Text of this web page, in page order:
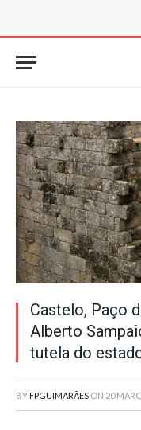
Castelo, Paço
Alberto
tutela do
BY FPGUIMARÃES ON 20